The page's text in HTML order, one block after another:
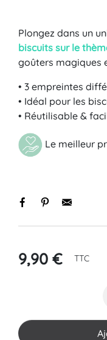
Plongez dans un
biscuits sur le
goûters magiques
• 3 empreintes
• Idéal pour les
• Réutilisable &
Le meilleur
9,90 € TTC